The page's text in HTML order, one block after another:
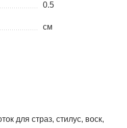
0.5
см
для страз, стилус, воск,